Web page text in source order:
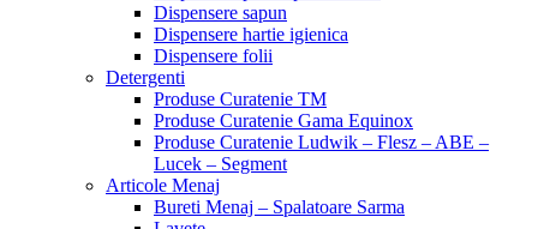
Dispensere sapun
Dispensere hartie igienica
Dispensere folii
Detergenti
Produse Curatenie TM
Produse Curatenie Gama Equinox
Produse Curatenie Ludwik – Flesz – ABE –
Lucek – Segment
Articole Menaj
Bureti Menaj – Spalatoare Sarma